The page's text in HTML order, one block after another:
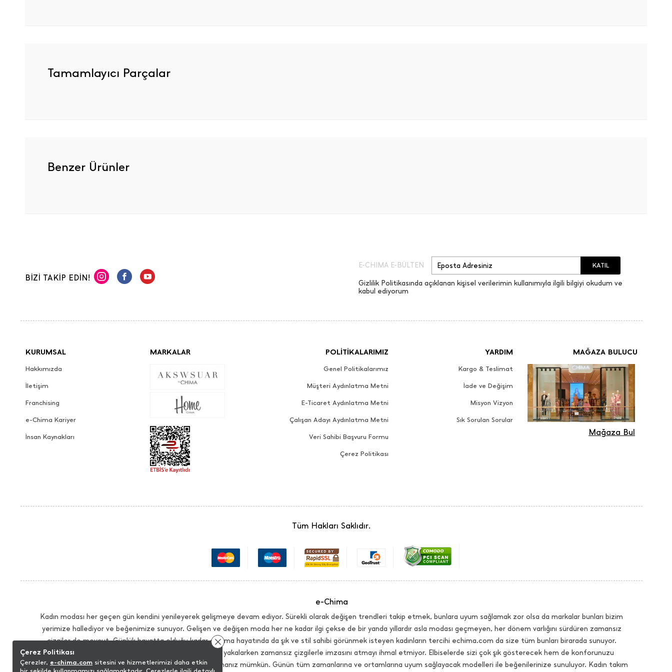
Benzer Ürünler
Tamamlayıcı Parçalar
BİZİ TAKİP EDİN!
E-CHIMA E-BÜLTEN KATIL
Gizlilik Politikasında açıklanan kişisel verilerimin kullanımıyla ilgili bilgiyi okudum ve
kabul ediyorum
KURUMSAL
Hakkımızda
İletişim
Franchising
e-Chima Kariyer
İnsan Kaynakları
MARKALAR POLİTİKALARIMIZ
Genel Politikalarımız
Müşteri Aydınlatma Metni
E-Ticaret Aydınlatma Metni
Çalışan Adayı Aydınlatma Metni
Veri Sahibi Başvuru Formu
Çerez Politikası
YARDIM
Kargo & Teslimat
İade ve Değişim
Misyon Vizyon
Sık Sorulan Sorular
MAĞAZA BULUCU
Mağaza Bul
Tüm Hakları Saklıdır.
e-Chima
Kadın modası her geçen gün kendini yenileyerek gelişmeye devam ediyor. Sürekli olarak değişen trendleri takip etmek, bunlara uyum sağlamak zor olsa da markalar bunları bizim
yerimize hallediyor ve beğenimize sunuyor. Gelişen ve değişen moda her ne kadar ilgi çekse de bir yanda yıllardır asla modası geçmeyen, her dönem varlığını sürdüren zamansız
çizgiler de mevcut. Günlük hayatta olduğu kadar çalışma hayatında da şık ve stil sahibi görünmek isteyen kadınların tercihi echima.com da size tüm bunları birarada sunuyor.
İhtiyacınız olan tüm modellerde sezonun trendlerini yakalarken zamansız çizgilerle imzasını atmayı ihmal etmiyor. Elbiselerde sizi çok şık gösterecek hem de konforunuzu
sağlayacak modelleri istediğiniz renk seçenekleriyle bulmanız mümkün. Günün tüm zamanlarına ve ortamlarına uyum sağlayacak modelleri ile beğenilerinize sunuluyor. Kadın takım
Çerez Politikası
Çerezler, e-chima.com sitesini ve hizmetlerimizi daha etkin